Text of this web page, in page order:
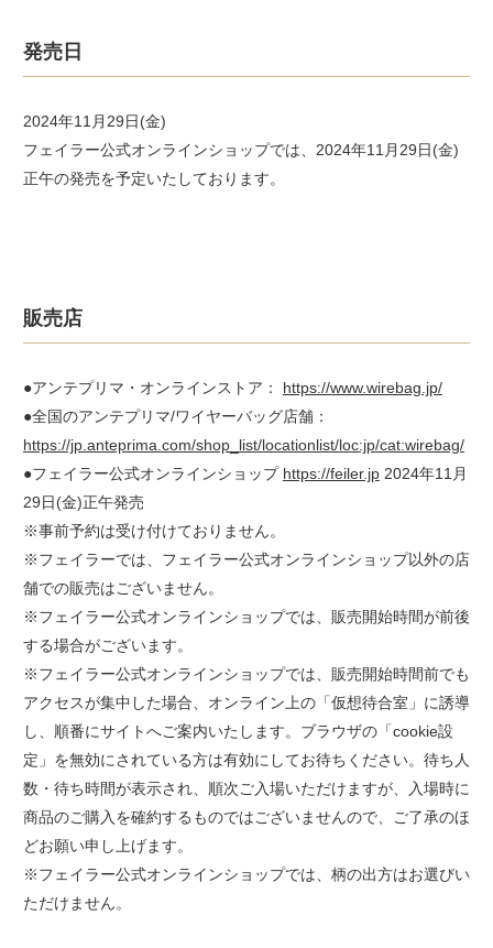
発売日
2024年11月29日(金)
フェイラー公式オンラインショップでは、2024年11月29日(金)
正午の発売を予定いたしております。
販売店
●アンテプリマ・オンラインストア： https://www.wirebag.jp/
●全国のアンテプリマ/ワイヤーバッグ店舗：
https://jp.anteprima.com/shop_list/locationlist/loc:jp/cat:wirebag/
●フェイラー公式オンラインショップ https://feiler.jp2024年11月
29日(金)正午発売
※事前予約は受け付けておりません。
※フェイラーでは、フェイラー公式オンラインショップ以外の店
舗での販売はございません。
※フェイラー公式オンラインショップでは、販売開始時間が前後
する場合がございます。
※フェイラー公式オンラインショップでは、販売開始時間前でも
アクセスが集中した場合、オンライン上の「仮想待合室」に誘導
し、順番にサイトへご案内いたします。ブラウザの「cookie設
定」を無効にされている方は有効にしてお待ちください。待ち人
数・待ち時間が表示され、順次ご入場いただけますが、入場時に
商品のご購入を確約するものではございませんので、ご了承のほ
どお願い申し上げます。
※フェイラー公式オンラインショップでは、柄の出方はお選びい
ただけません。